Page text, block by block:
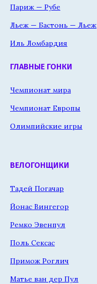
Париж — Рубе
Льеж — Бастонь — Льеж
Иль Ломбардия
ГЛАВНЫЕ ГОНКИ
Чемпионат мира
Чемпионат Европы
Олимпийские игры
ВЕЛОГОНЩИКИ
Тадей Погачар
Йонас Вингегор
Ремко Эвенпул
Поль Сексас
Примож Роглич
Матье ван дер Пул